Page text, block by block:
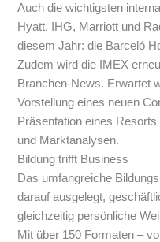
Auch die wichtigsten
Hyatt, IHG, Marriott und
diesem Jahr: die Barceló
Zudem wird die IMEX
Branchen-News. Erwartet
Vorstellung eines neuen
Präsentation eines
und Marktanalysen.
Bildung trifft Business
Das umfangreiche
darauf ausgelegt,
gleichzeitig persönliche
Mit über 150 Formaten –